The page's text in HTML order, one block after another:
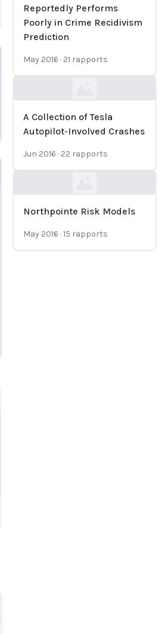
Reportedly Performs
Poorly in Crime Recidivism
Prediction
May 2016 · 21 rapports
A Collection of Tesla
Autopilot-Involved Crashes
Jun 2016 · 22 rapports
Northpointe Risk Models
May 2016 ·15 rapports